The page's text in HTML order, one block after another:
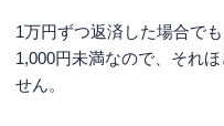
1万円ずつ返済した場合で
1,000円未満なので、それ
せん。